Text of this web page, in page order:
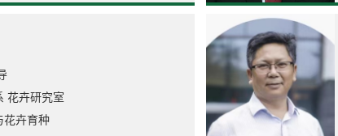
花卉研究室
花卉育种